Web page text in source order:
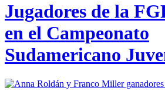
Jugadores de la
en el Campeonato
Sudamericano